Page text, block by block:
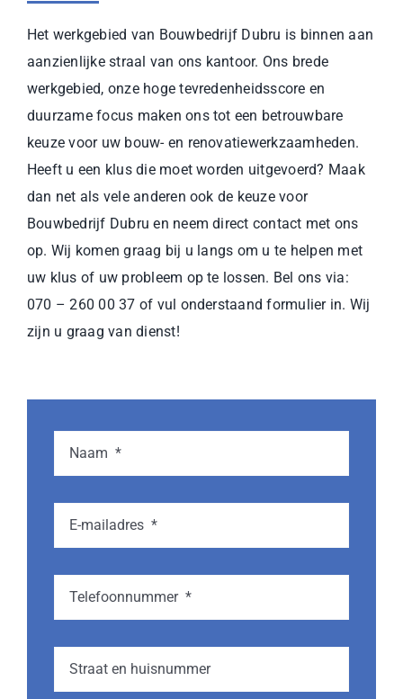
Het werkgebied van Bouwbedrijf Dubru is binnen aan
aanzienlijke straal van ons kantoor. Ons brede
werkgebied, onze hoge tevredenheidsscore en
duurzame focus maken ons tot een betrouwbare
keuze voor uw bouw- en renovatiewerkzaamheden.
Heeft u een klus die moet worden uitgevoerd? Maak
dan net als vele anderen ook de keuze voor
Bouwbedrijf Dubru en neem direct contact met ons
op. Wij komen graag bij u langs om u te helpen met
uw klus of uw probleem op te lossen. Bel ons via:
070 – 260 00 37 of vul onderstaand formulier in. Wij
zijn u graag van dienst!